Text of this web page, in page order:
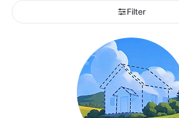
Filter